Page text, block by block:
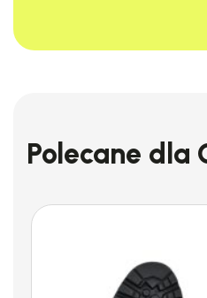
Polecane dla